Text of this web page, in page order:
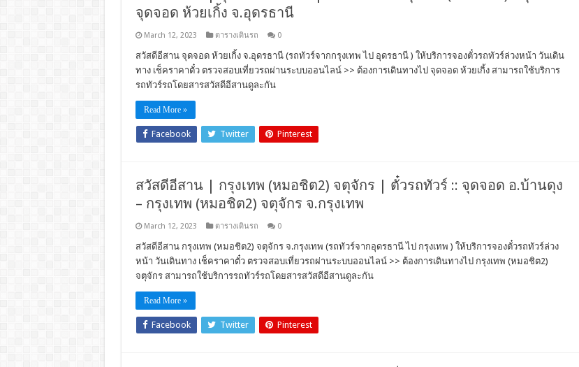
จุดจอด ห้วยเกิ้ง จ.อุดรธานี
March 12, 2023 ตารางเดินรถ 0
สวัสดีอีสาน จุดจอด ห้วยเกิ้ง จ.อุดรธานี (รถทัวร์จากกรุงเทพ ไป อุดรธานี ) ให้บริการจองตั๋วรถทัวร์ล่วงหน้า วันเดิน
ทาง เช็คราคาตั๋ว ตรวจสอบเที่ยวรถผ่านระบบออนไลน์ >> ต้องการเดินทางไป จุดจอด ห้วยเกิ้ง สามารถใช้บริการ
รถทัวร์รถโดยสารสวัสดีอีสานดูละกัน
Read More »
Facebook Twitter Pinterest
สวัสดีอีสาน | กรุงเทพ (หมอชิต2) จตุจักร | ตั๋วรถทัวร์ :: จุดจอด อ.บ้านดุง
– กรุงเทพ (หมอชิต2) จตุจักร จ.กรุงเทพ
March 12, 2023 ตารางเดินรถ 0
สวัสดีอีสาน กรุงเทพ (หมอชิต2) จตุจักร จ.กรุงเทพ (รถทัวร์จากอุดรธานี ไป กรุงเทพ ) ให้บริการจองตั๋วรถทัวร์ล่วง
หน้า วันเดินทาง เช็คราคาตั๋ว ตรวจสอบเที่ยวรถผ่านระบบออนไลน์ >> ต้องการเดินทางไป กรุงเทพ (หมอชิต2)
จตุจักร สามารถใช้บริการรถทัวร์รถโดยสารสวัสดีอีสานดูละกัน
Read More »
Facebook Twitter Pinterest